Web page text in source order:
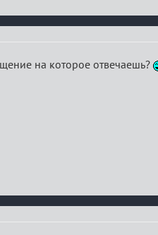
на которое отвечаешь?